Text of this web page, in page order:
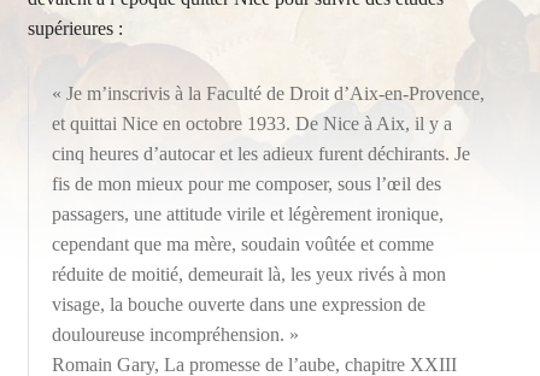
supérieures :
« Je m’inscrivis à la Faculté de Droit d’Aix-en-Provence,
et quittai Nice en octobre 1933. De Nice à Aix, il y a
cinq heures d’autocar et les adieux furent déchirants. Je
fis de mon mieux pour me composer, sous l’œil des
passagers, une attitude virile et légèrement ironique,
cependant que ma mère, soudain voûtée et comme
réduite de moitié, demeurait là, les yeux rivés à mon
visage, la bouche ouverte dans une expression de
douloureuse incompréhension. »
Romain Gary, La promesse de l’aube, chapitre XXIII